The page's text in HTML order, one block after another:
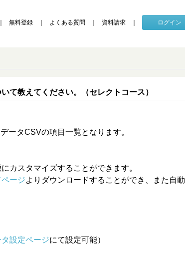
無料登録 よくある質問 資料請求 ログイン
て教えてください。（セレクトコース）
ータCSVの項目一覧となります。
カスタマイズすることができます。
ージよりダウンロードすることができ、また自動
設定ページにて設定可能）